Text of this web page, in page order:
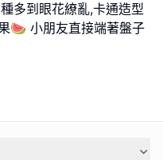
多到眼花繚亂,卡通造型
🍉 小朋友直接端著盤子